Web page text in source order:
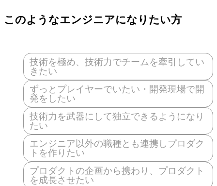
このようなエンジニアになりたい方
技術を極め、技術力でチームを牽引してい
きたい
ずっとプレイヤーでいたい・開発現場で開
発をしたい
技術力を武器にして独立できるようになり
たい
エンジニア以外の職種とも連携しプロダク
トを作りたい
プロダクトの企画から携わり、プロダクト
を成長させたい